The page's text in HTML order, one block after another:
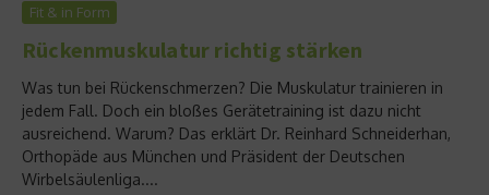
Fit & in Form
Rückenmuskulatur richtig stärken
Was tun bei Rückenschmerzen? Die Muskulatur trainieren in
jedem Fall. Doch ein bloßes Gerätetraining ist dazu nicht
ausreichend. Warum? Das erklärt Dr. Reinhard Schneiderhan,
Orthopäde aus München und Präsident der Deutschen
Wirbelsäulenliga....